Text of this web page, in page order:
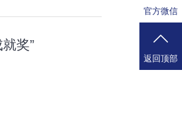
奖”
官方微信
返回顶部